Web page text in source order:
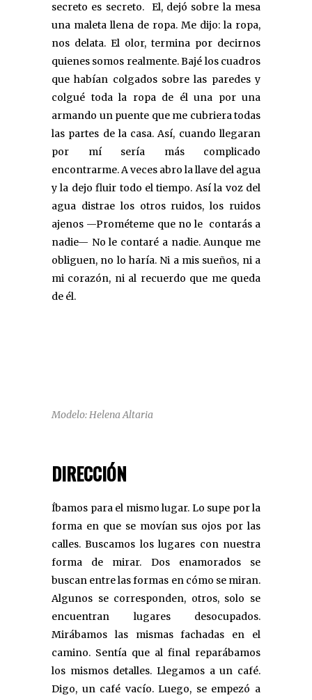
secreto es secreto. El, dejó sobre la mesa
una maleta llena de ropa. Me dijo: la ropa,
nos delata. El olor, termina por decirnos
quienes somos realmente. Bajé los cuadros
que habían colgados sobre las paredes y
colgué toda la ropa de él una por una
armando un puente que me cubriera todas
las partes de la casa. Así, cuando llegaran
por mí sería más complicado
encontrarme. A veces abro la llave del agua
y la dejo fluir todo el tiempo. Así la voz del
agua distrae los otros ruidos, los ruidos
ajenos —Prométeme que no le contarás a
nadie— No le contaré a nadie. Aunque me
obliguen, no lo haría. Ni a mis sueños, ni a
mi corazón, ni al recuerdo que me queda
de él.
Modelo: Helena Altaria
DIRECCIÓN
Íbamos para el mismo lugar. Lo supe por la
forma en que se movían sus ojos por las
calles. Buscamos los lugares con nuestra
forma de mirar. Dos enamorados se
buscan entre las formas en cómo se miran.
Algunos se corresponden, otros, solo se
encuentran lugares desocupados.
Mirábamos las mismas fachadas en el
camino. Sentía que al final reparábamos
los mismos detalles. Llegamos a un café.
Digo, un café vacío. Luego, se empezó a